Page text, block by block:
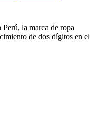
Perú, la marca de ropa
de dos dígitos en el